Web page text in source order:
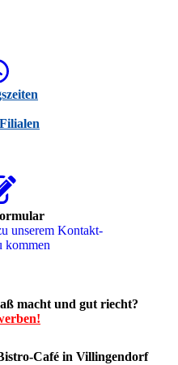
unserem Kon­takt­
kommen
macht und gut riecht?
Café in Villingendorf